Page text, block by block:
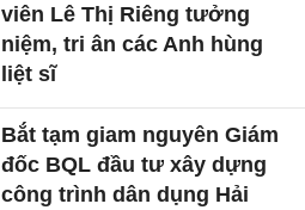
viên Lê Thị Riêng tưởng
niệm, tri ân các Anh hùng
liệt sĩ
Bắt tạm giam nguyên Giám
đốc BQL đầu tư xây dựng
công trình dân dụng Hải